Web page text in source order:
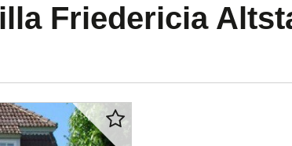
Friedericia